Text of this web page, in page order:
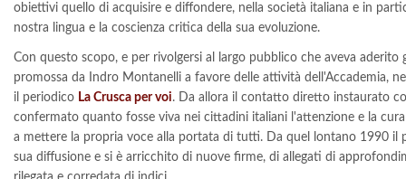
obiettivi quello di acquisire e diffondere, nella società italiana e in
nostra lingua e la coscienza critica della sua evoluzione.
Con questo scopo, e per rivolgersi al largo pubblico che aveva
promossa da Indro Montanelli a favore delle attività dell'Accademia,
il periodico La Crusca per voi. Da allora il contatto diretto instaurato
confermato quanto fosse viva nei cittadini italiani l'attenzione e la
a mettere la propria voce alla portata di tutti. Da quel lontano 1990 il
sua diffusione e si è arricchito di nuove firme, di allegati di